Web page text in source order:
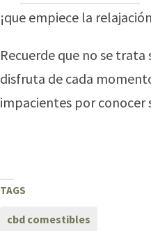
¡que empiece la
Recuerde que no se
disfruta de cada
impacientes por conocer
TAGS
cbd comestibles